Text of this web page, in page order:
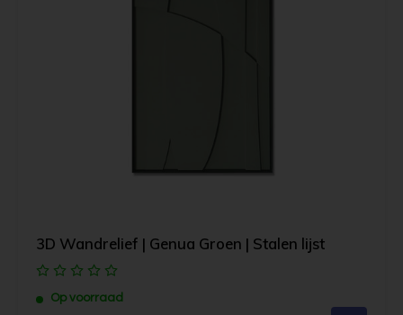
3D Wandrelief | Genua Groen | Stalen lijst
Op voorraad